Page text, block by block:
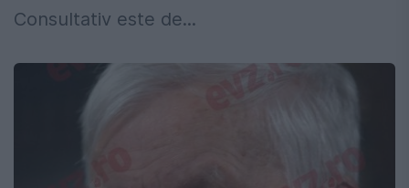
Consultativ este de...